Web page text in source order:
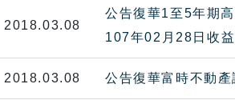
2018.03.08
公告復華1至5年期
107年02月28日收益
2018.03.08 公告復華富時不動